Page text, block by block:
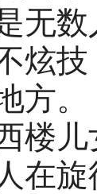
无
炫
方
楼
在